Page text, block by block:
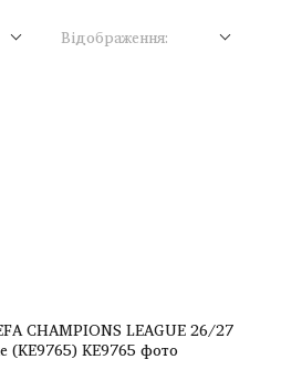
Відображення: